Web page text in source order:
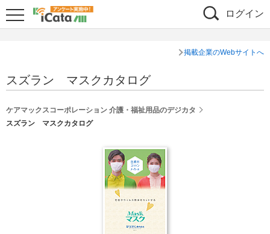
ログイン
掲載企業のWebサイトへ
スズラン マスクカタログ
ケアマックスコーポレーション 介護・福祉用品のデジカタ
スズラン マスクカタログ